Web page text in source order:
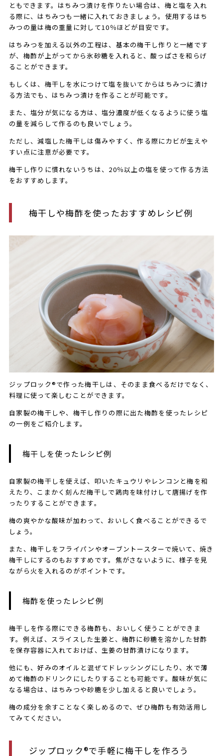
ともできます。はちみつ漬けを作りたい場合は、梅と塩を入れ
る際に、はちみつも一緒に入れておきましょう。使用するはち
みつの量は梅の重量に対して10％ほどが目安です。
はちみつを加える以外の工程は、基本の梅干し作りと一緒です
が、梅酢が上がってから氷砂糖を入れると、酸っぱさを和らげ
ることができます。
もしくは、梅干しを水につけて塩を抜いてからはちみつに漬け
る方法でも、はちみつ漬けを作ることが可能です。
また、塩分が気になる方は、塩分濃度が低くなるように使う塩
の量を減らして作るのも良いでしょう。
ただし、減塩した梅干しは傷みやすく、作る際にカビが生えや
すい点に注意が必要です。
梅干し作りに慣れないうちは、20％以上の塩を使って作る方法
をおすすめします。
梅干しや梅酢を使ったおすすめレシピ例
ジップロック®で作った梅干しは、そのまま食べるだけでなく、
料理に使って楽しむことができます。
自家製の梅干しや、梅干し作りの際に出た梅酢を使ったレシピ
の一例をご紹介します。
梅干しを使ったレシピ例
自家製の梅干しを使えば、叩いたキュウリやレンコンと梅を和
えたり、こまかく刻んだ梅干しで鶏肉を味付けして唐揚げを作
ったりすることができます。
梅の爽やかな酸味が加わって、おいしく食べることができるで
しょう。
また、梅干しをフライパンやオーブントースターで焼いて、焼き
梅干しにするのもおすすめです。焦がさないように、様子を見
ながら火を入れるのがポイントです。
梅酢を使ったレシピ例
梅干しを作る際にできる梅酢も、おいしく使うことができま
す。例えば、スライスした生姜と、梅酢に砂糖を溶かした甘酢
を保存容器に入れておけば、生姜の甘酢漬けになります。
他にも、好みのオイルと混ぜてドレッシングにしたり、水で薄
めて梅酢のドリンクにしたりすることも可能です。酸味が気に
なる場合は、はちみつや砂糖を少し加えると良いでしょう。
梅の成分を余すことなく楽しめるので、ぜひ梅酢も有効活用し
てみてください。
ジップロック®で手軽に梅干しを作ろう